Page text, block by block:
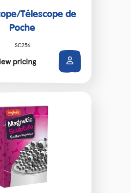
Télescope de
Poche
SC256
pricing